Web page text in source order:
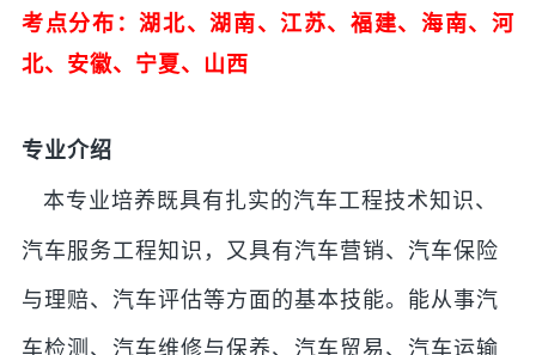
考点分布：湖北、湖南、江苏、福建、海南、河
北、安徽、宁夏、山西
专业介绍
本专业培养既具有扎实的汽车工程技术知识、
汽车服务工程知识，又具有汽车营销、汽车保险
与理赔、汽车评估等方面的基本技能。能从事汽
车检测、汽车维修与保养、汽车贸易、汽车运输